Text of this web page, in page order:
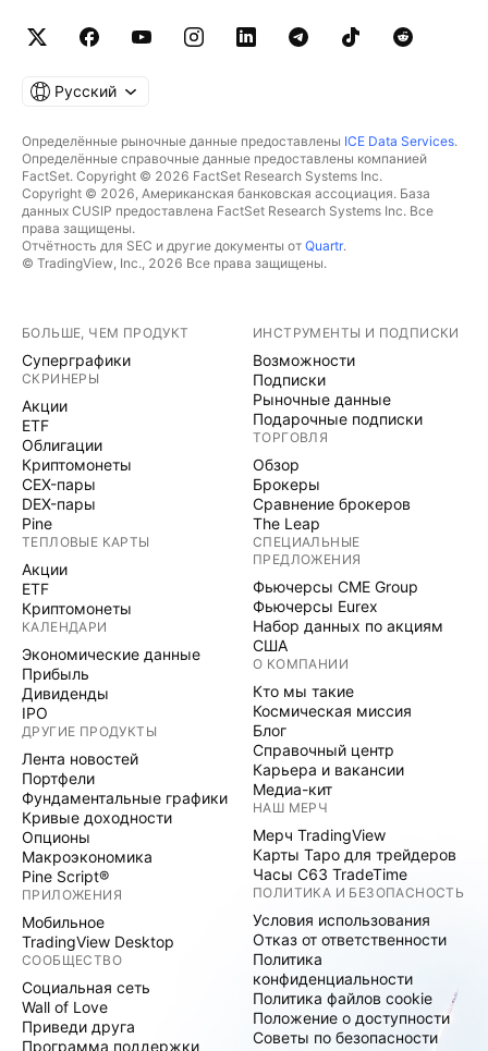
Русский
Определённые рыночные данные предоставлены ICE Data Services.
Определённые справочные данные предоставлены компанией
FactSet. Copyright © 2026 FactSet Research Systems Inc.
Copyright © 2026, Американская банковская ассоциация. База
данных CUSIP предоставлена FactSet Research Systems Inc. Все
права защищены.
Отчётность для SEC и другие документы от Quartr.
© TradingView, Inc., 2026 Все права защищены.
БОЛЬШЕ, ЧЕМ ПРОДУКТ
Суперграфики
СКРИНЕРЫ
Акции
ETF
Облигации
Криптомонеты
CEX-пары
DEX-пары
Pine
ТЕПЛОВЫЕ КАРТЫ
Акции
ETF
Криптомонеты
КАЛЕНДАРИ
Экономические данные
Прибыль
Дивиденды
IPO
ДРУГИЕ ПРОДУКТЫ
Лента новостей
Портфели
Фундаментальные графики
Кривые доходности
Опционы
Макроэкономика
Pine Script®
ПРИЛОЖЕНИЯ
Мобильное
TradingView Desktop
СООБЩЕСТВО
Социальная сеть
Wall of Love
Приведи друга
Программа поддержки
ИНСТРУМЕНТЫ И ПОДПИСКИ
Возможности
Подписки
Рыночные данные
Подарочные подписки
ТОРГОВЛЯ
Обзор
Брокеры
Сравнение брокеров
The Leap
СПЕЦИАЛЬНЫЕ
ПРЕДЛОЖЕНИЯ
Фьючерсы CME Group
Фьючерсы Eurex
Набор данных по акциям
США
О КОМПАНИИ
Кто мы такие
Космическая миссия
Блог
Справочный центр
Карьера и вакансии
Медиа-кит
НАШ МЕРЧ
Мерч TradingView
Карты Таро для трейдеров
Часы C63 TradeTime
ПОЛИТИКА И БЕЗОПАСНОСТЬ
Условия использования
Отказ от ответственности
Политика
конфиденциальности
Политика файлов cookie
Положение о доступности
Советы по безопасности